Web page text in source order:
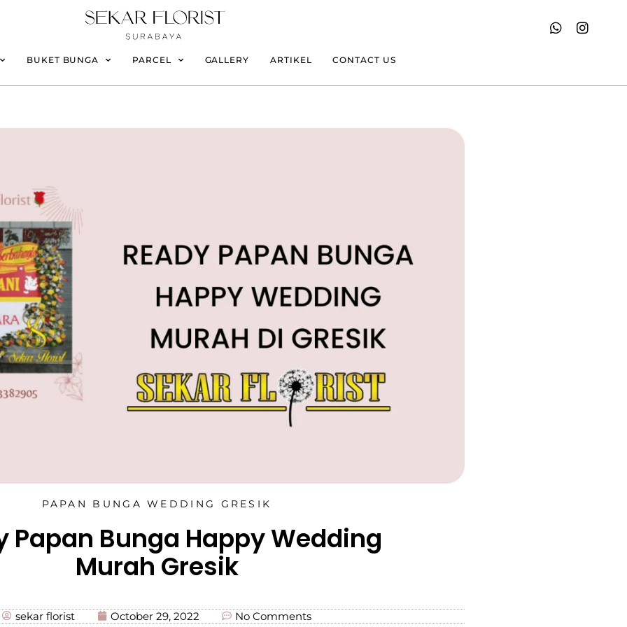
BUKET BUNGA PARCEL GALLERY ARTIKEL CONTACT US
PAPAN BUNGA WEDDING GRESIK
Papan Bunga Happy Wedding
Murah Gresik
sekar florist October 29, 2022 No Comments